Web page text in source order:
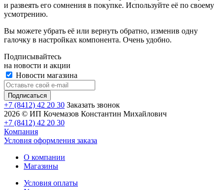
и развеять его сомнения в покупке. Используйте её по своему
усмотрению.
Вы можете убрать её или вернуть обратно, изменив одну
галочку в настройках компонента. Очень удобно.
Подписывайтесь
на новости и акции
Новости магазина
+7 (8412) 42 20 30 Заказать звонок
2026 © ИП Кочемазов Константин Михайлович
+7 (8412) 42 20 30
Компания
Условия оформления заказа
О компании
Магазины
Условия оплаты